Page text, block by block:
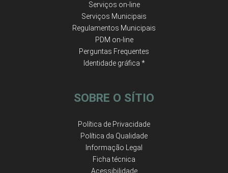
Serviços on-line
Serviços Municipais
Regulamentos Municipais
PDM on-line
Perguntas Frequentes
Identidade gráfica *
SOBRE O SÍTIO
Política de Privacidade
Política da Qualidade
Informação Legal
Ficha técnica
Acessibilidade